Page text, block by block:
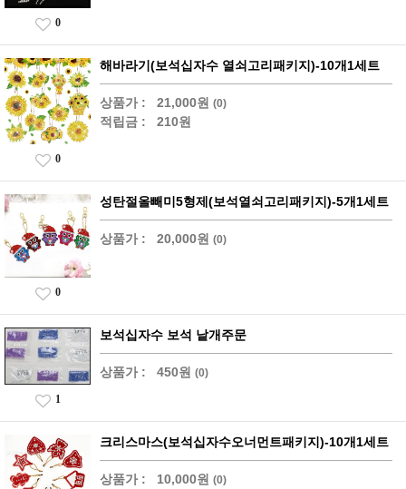
0
해바라기(보석십자수 열쇠고리패키지)-10개1세트
상품가 : 21,000원 (0)
적립금 : 210원
0
성탄절올빼미5형제(보석열쇠고리패키지)-5개1세트
상품가 : 20,000원 (0)
0
보석십자수 보석 낱개주문
상품가 : 450원 (0)
1
크리스마스(보석십자수오너먼트패키지)-10개1세트
상품가 : 10,000원 (0)